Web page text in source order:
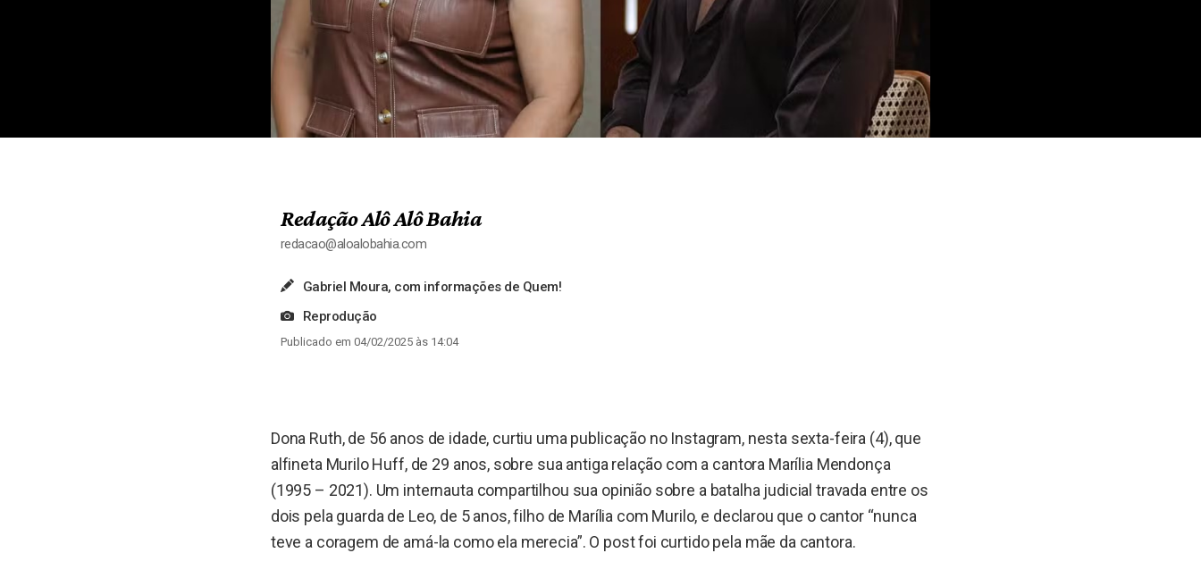
Redação Alô Alô Bahia
redacao@aloalobahia.com
Gabriel Moura, com informações de Quem!
Reprodução
Publicado em 04/02/2025 às 14:04
Dona Ruth, de 56 anos de idade, curtiu uma publicação no Instagram, nesta sexta-feira (4), que
alfineta Murilo Huff, de 29 anos, sobre sua antiga relação com a cantora Marília Mendonça
(1995 – 2021). Um internauta compartilhou sua opinião sobre a batalha judicial travada entre os
dois pela guarda de Leo, de 5 anos, filho de Marília com Murilo, e declarou que o cantor “nunca
teve a coragem de amá-la como ela merecia”. O post foi curtido pela mãe da cantora.